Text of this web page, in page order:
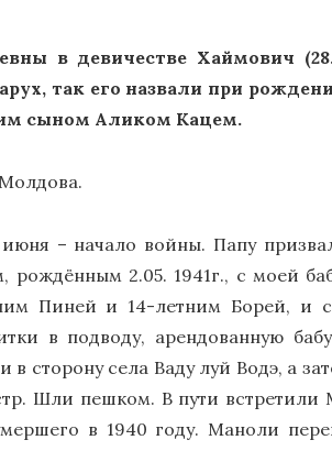
в девичестве Хаймович
так его назвали при
сыном Аликом Кацем.
июня – начало войны. Папу
рождённым 2.05. 1941г., c моей
Пиней и 14-летним Борей, и
в подводу, арендованную
в сторону села Ваду луй Водэ, а
Шли пешком. В пути
в 1940 году. Маноли